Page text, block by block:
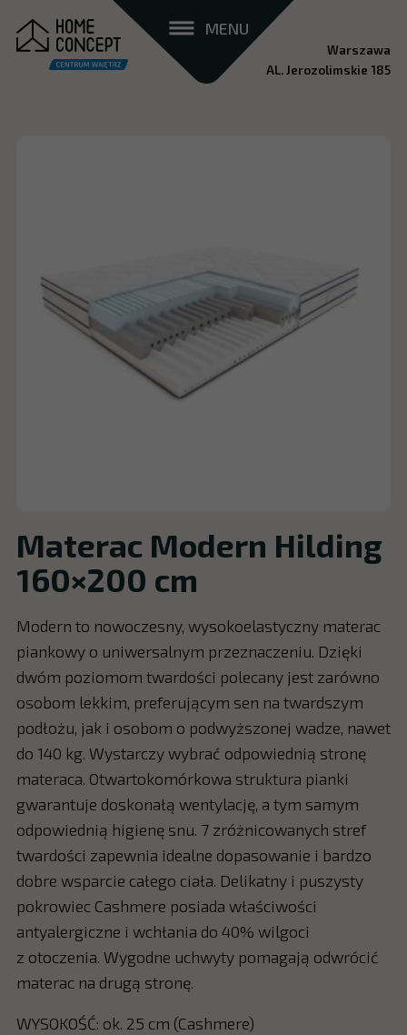
MENU
Warszawa
AL. Jerozolimskie 185
Materac Modern Hilding
160×200 cm
Modern to nowoczesny, wysokoelastyczny materac
piankowy o uniwersalnym przeznaczeniu. Dzięki
dwóm poziomom twardości polecany jest zarówno
osobom lekkim, preferującym sen na twardszym
podłożu, jak i osobom o podwyższonej wadze, nawet
do 140 kg. Wystarczy wybrać odpowiednią stronę
materaca. Otwartokomórkowa struktura pianki
gwarantuje doskonałą wentylację, a tym samym
odpowiednią higienę snu. 7 zróżnicowanych stref
twardości zapewnia idealne dopasowanie i bardzo
dobre wsparcie całego ciała. Delikatny i puszysty
pokrowiec Cashmere posiada właściwości
antyalergiczne i wchłania do 40% wilgoci
z otoczenia. Wygodne uchwyty pomagają odwrócić
materac na drugą stronę.
WYSOKOŚĆ: ok. 25 cm (Cashmere)